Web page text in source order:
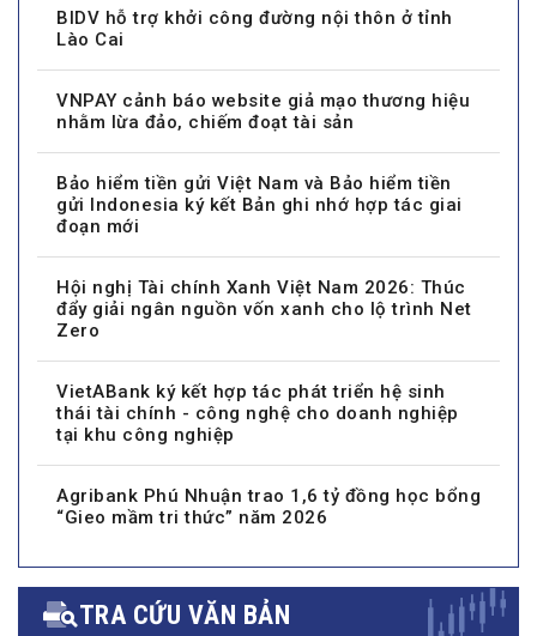
BIDV hỗ trợ khởi công đường nội thôn ở tỉnh
Lào Cai
VNPAY cảnh báo website giả mạo thương hiệu
nhằm lừa đảo, chiếm đoạt tài sản
Bảo hiểm tiền gửi Việt Nam và Bảo hiểm tiền
gửi Indonesia ký kết Bản ghi nhớ hợp tác giai
đoạn mới
Hội nghị Tài chính Xanh Việt Nam 2026: Thúc
đẩy giải ngân nguồn vốn xanh cho lộ trình Net
Zero
VietABank ký kết hợp tác phát triển hệ sinh
thái tài chính - công nghệ cho doanh nghiệp
tại khu công nghiệp
Agribank Phú Nhuận trao 1,6 tỷ đồng học bổng
“Gieo mầm tri thức” năm 2026
TRA CỨU VĂN BẢN